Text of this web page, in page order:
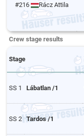
#216 Rácz Attila
Crew stage results
Stage
SS 1 Lábatlan /1
SS 2 Tardos /1